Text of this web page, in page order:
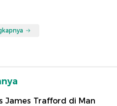
James Trafford di Man